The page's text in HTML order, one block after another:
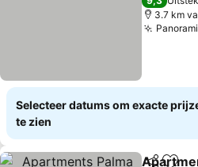
3.7 km
Selecteer datums om exacte
te zien